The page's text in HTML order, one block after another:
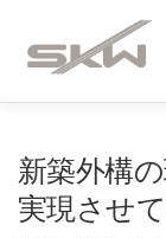
ツ
新築外構
実現させ